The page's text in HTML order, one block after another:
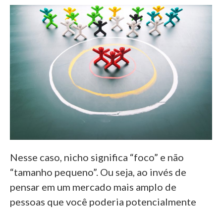
Nesse caso, nicho significa “foco” e não
“tamanho pequeno”. Ou seja, ao invés de
pensar em um mercado mais amplo de
pessoas que você poderia potencialmente